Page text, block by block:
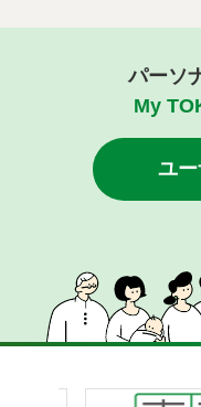
パーソ
My
ユ